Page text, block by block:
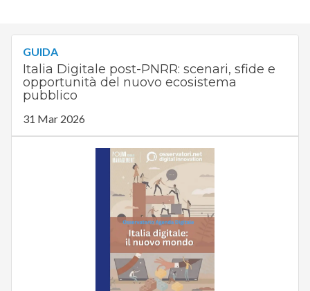
GUIDA
Italia Digitale post-PNRR: scenari, sfide e
opportunità del nuovo ecosistema
pubblico
31 Mar 2026